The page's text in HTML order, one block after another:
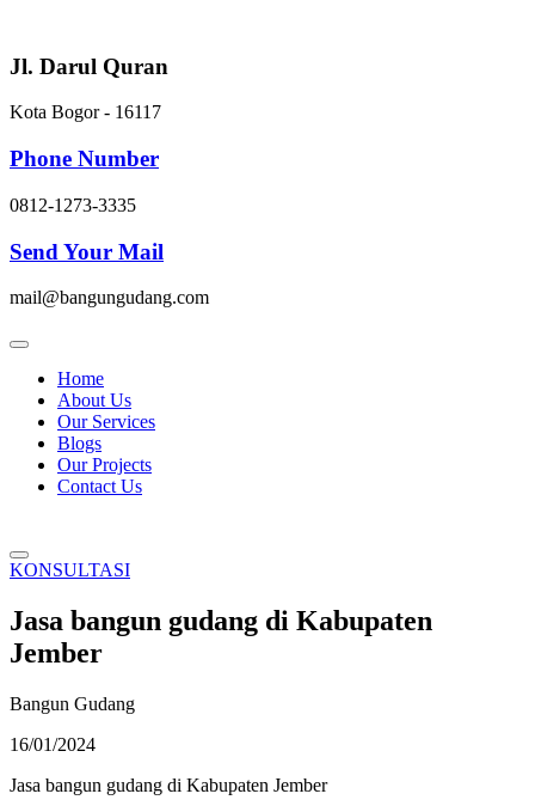
content
Jl. Darul Quran
Kota Bogor - 16117
Phone Number
0812-1273-3335
Send Your Mail
mail@bangungudang.com
Home
About Us
Our Services
Blogs
Our Projects
Contact Us
KONSULTASI
Jasa bangun gudang di Kabupaten
Jember
Bangun Gudang
16/01/2024
Jasa bangun gudang di Kabupaten Jember